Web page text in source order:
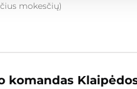
mokesčių)
komandas